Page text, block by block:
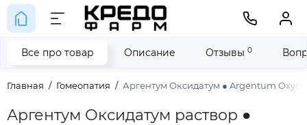
Главная Гомеопатия Аргентум Оксидатум ● Argentum
Аргентум Оксидатум раствор ●
Все про товар Описание Отзывы 0